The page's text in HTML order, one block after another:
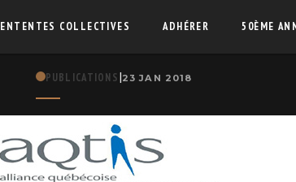
ENTENTES COLLECTIVES ADHÉRER 50ÈME
PUBLICATIONS|23 JAN 2018